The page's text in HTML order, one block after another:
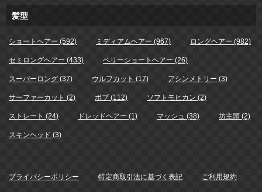
髪型
ショートヘアー (592) ミディアムヘアー (967) ロングヘアー (982)
セミロングヘアー (433) ベリーショートヘアー (26)
スーパーロング (37) ウルフカット (17) アシンメトリー (3)
サーファーカット (2) ボブ (112) ソフトモヒカン (2)
ストレート (24) ドレッドヘアー (1) マッシュ (38) 坊主頭 (2)
スキンヘッド (3)
プライバシーポリシー 特定商取引法に基づく表記 ご利用規約